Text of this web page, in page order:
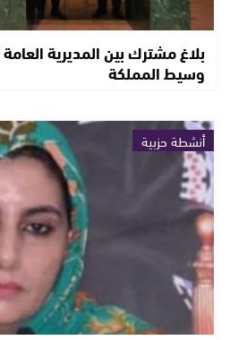
بلاغ مشترك بين المديرية
وسيط المملكة
أنشطة حزبية